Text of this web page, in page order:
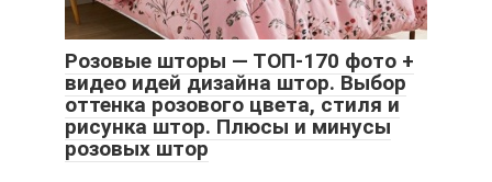
Розовые шторы — ТОП-170 фото +
видео идей дизайна штор. Выбор
оттенка розового цвета, стиля и
рисунка штор. Плюсы и минусы
розовых штор